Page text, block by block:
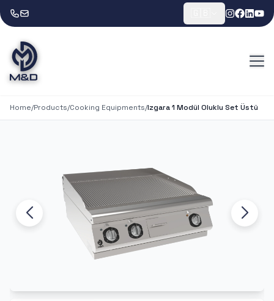
Home/Products/Cooking Equipments/Izgara 1 Modül Oluklu Set Üstü